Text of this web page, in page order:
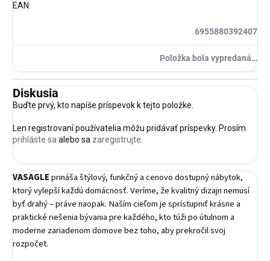
EAN:
6955880392407
Položka bola vypredaná…
Diskusia
Buďte prvý, kto napíše príspevok k tejto položke.
Len registrovaní používatelia môžu pridávať príspevky. Prosím
prihláste sa alebo sa zaregistrujte
VASAGLEprináša štýlový, funkčný a cenovo dostupný nábytok,
ktorý vylepší každú domácnosť. Veríme, že kvalitný dizajn nemusí
byť drahý – práve naopak. Naším cieľom je sprístupniť krásne a
praktické riešenia bývania pre každého, kto túži po útulnom a
moderne zariadenom domove bez toho, aby prekročil svoj
rozpočet.